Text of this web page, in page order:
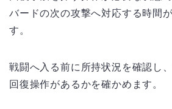
バードの次の攻撃へ対応する時間
す。
戦闘へ入る前に所持状況を確認し
回復操作があるかを確かめます。